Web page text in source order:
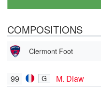
COMPOSITIONS
Clermont Foot
99 G
M. Diaw